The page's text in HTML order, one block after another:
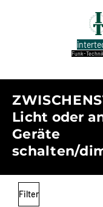
Funk-
Licht oder
Geräte
schalten/
Filter